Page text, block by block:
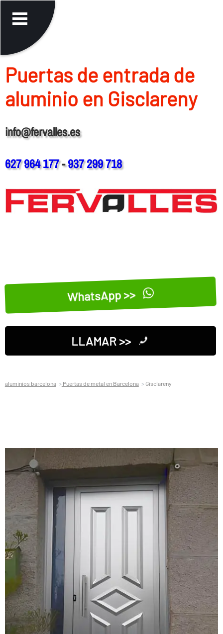
Puertas de entrada de
aluminio en Gisclareny
info@fervalles.es
627 964 177-937 299 718
WhatsApp >>
LLAMAR >>
aluminios barcelona Puertas de metal en Barcelona Gisclareny